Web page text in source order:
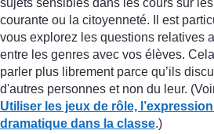
courante ou la citoyenneté. Il est
vous explorez les questions relatives
entre les genres avec vos élèves.
parler plus librement parce qu’ils
d'autres personnes et non du leur.
Utiliser les jeux de rôle, l’expression
dramatique dans la classe.)